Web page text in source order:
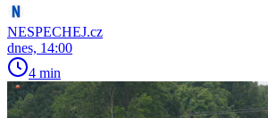
NESPECHEJ.cz
dnes, 14:00
4 min